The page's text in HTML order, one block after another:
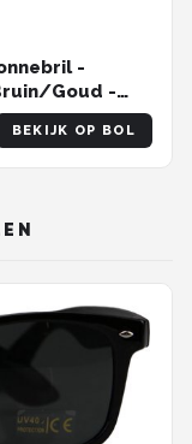
-
Goud -
BEKIJK OP BOL